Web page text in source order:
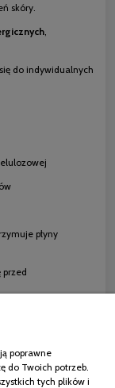
skóry.
do indywidualnych
płyny
poprawne
do Twoich potrzeb.
tych plików i